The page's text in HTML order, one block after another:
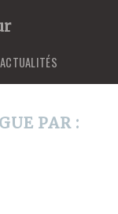
ACTUALITÉS
PAR :